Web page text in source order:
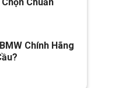
Chính Hãng